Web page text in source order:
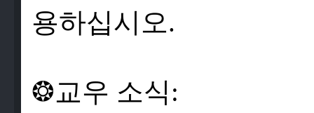
용하십시 오.
❂교우 소식 :